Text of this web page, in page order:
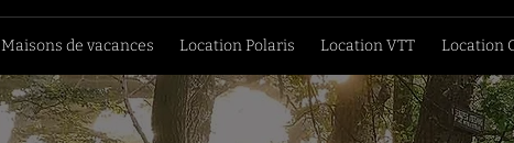
Maisons de vacances Location Polaris Location VTT Location